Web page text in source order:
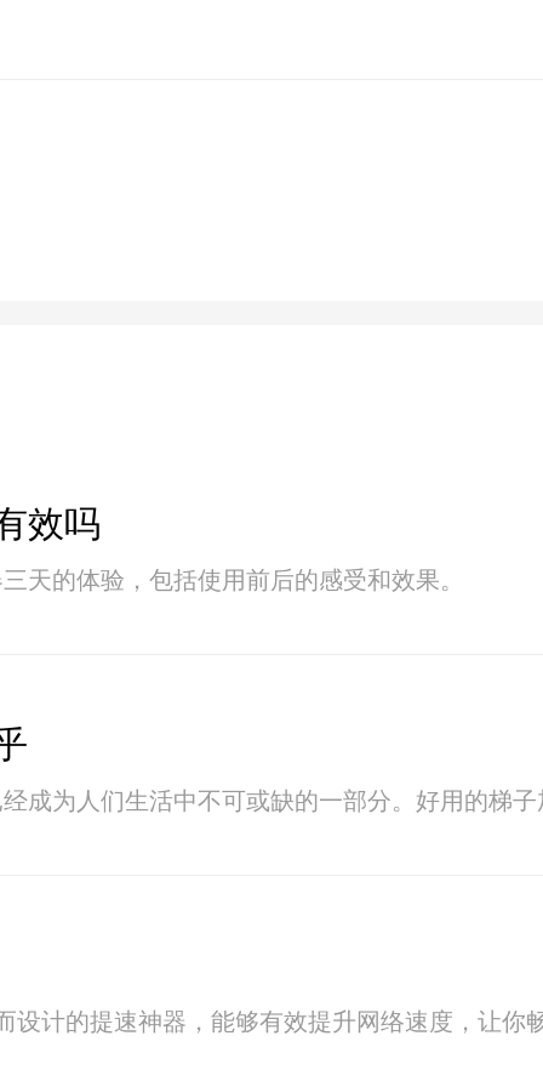
效吗
天的体验，包括使用前后的感受和效果。
成为人们生活中不可或缺的一部分。好用的梯
设计的提速神器，能够有效提升网络速度，让你